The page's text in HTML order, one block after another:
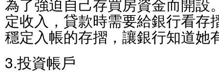
定收入，貸款時需要給銀行看存
穩定入帳的存摺，讓銀行知道她
3.投資帳戶